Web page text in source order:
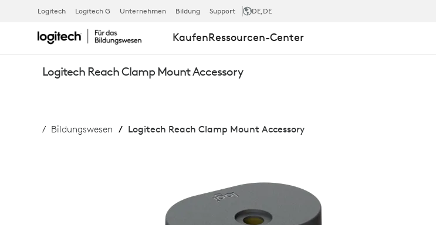
LOGITECH
REACH
CLAMP
ACCESSORY
Logitech Logitech G Unternehmen Bildung Support DE,DE
KaufenRessourcen-Center
Logitech Reach Clamp Mount Accessory
Bildungswesen Logitech Reach Clamp Mount Accessory